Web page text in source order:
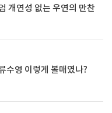
개연성 없는 우연의 만찬
수영 이렇게 볼매였나?